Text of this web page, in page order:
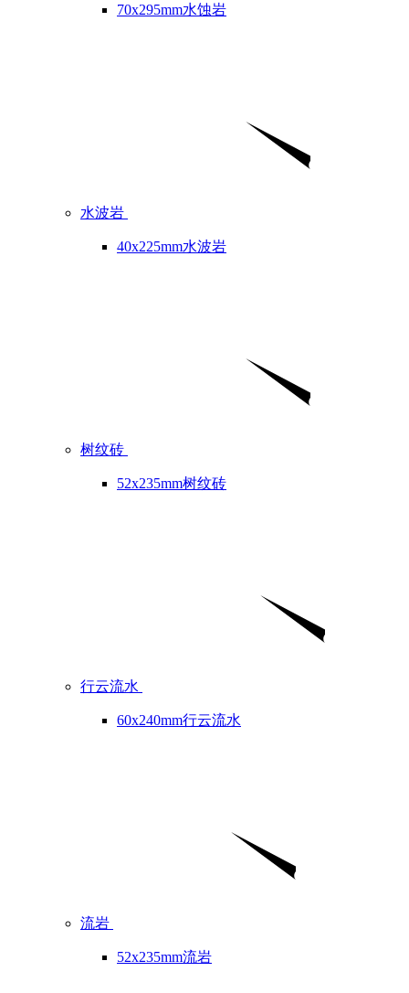
70x295mm水蚀岩
水波岩
40x225mm水波岩
树纹砖
52x235mm树纹砖
行云流水
60x240mm行云流水
流岩
52x235mm流岩